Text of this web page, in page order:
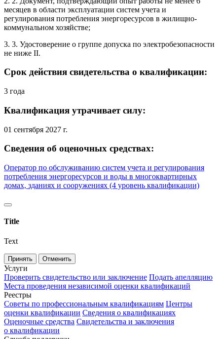
месяцев в области эксплуатации систем учета и
регулирования потребления энергоресурсов в жилищно-
коммунальном хозяйстве;
3. 3. Удостоверение о группе допуска по электробезопасности
не ниже II.
Срок действия свидетельства о квалификации:
3 года
Квалификация утрачивает силу:
01 сентября 2027 г.
Сведения об оценочных средствах:
Оператор по обслуживанию систем учета и регулирования
потребления энергоресурсов и воды в многоквартирных
домах, зданиях и сооружениях (4 уровень квалификации)
Title
Text
Принять Отменить
Услуги
Проверить свидетельство или заключение Подать апелляцию
Места проведения независимой оценки квалификаций
Реестры
Советы по профессиональным квалификациям Центры
оценки квалификации Сведения о квалификациях
Оценочные средства Свидетельства и заключения
о квалификации